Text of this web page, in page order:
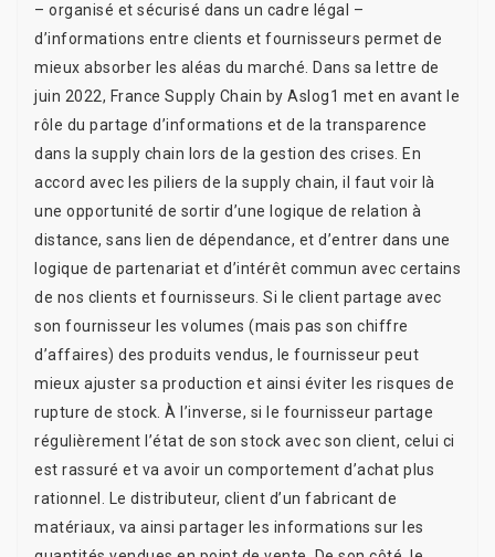
– organisé et sécurisé dans un cadre légal –
d’informations entre clients et fournisseurs permet de
mieux absorber les aléas du marché. Dans sa lettre de
juin 2022, France Supply Chain by Aslog1 met en avant le
rôle du partage d’informations et de la transparence
dans la supply chain lors de la gestion des crises. En
accord avec les piliers de la supply chain, il faut voir là
une opportunité de sortir d’une logique de relation à
distance, sans lien de dépendance, et d’entrer dans une
logique de partenariat et d’intérêt commun avec certains
de nos clients et fournisseurs. Si le client partage avec
son fournisseur les volumes (mais pas son chiffre
d’affaires) des produits vendus, le fournisseur peut
mieux ajuster sa production et ainsi éviter les risques de
rupture de stock. À l’inverse, si le fournisseur partage
régulièrement l’état de son stock avec son client, celui ci
est rassuré et va avoir un comportement d’achat plus
rationnel. Le distributeur, client d’un fabricant de
matériaux, va ainsi partager les informations sur les